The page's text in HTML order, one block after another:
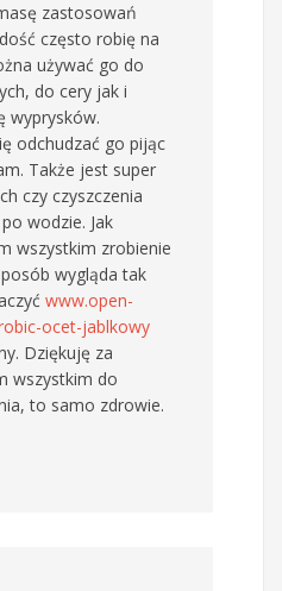
zastosowań
często robię na
używać go do
do cery jak i
wyprysków.
odchudzać go pijąc
Także jest super
czy czyszczenia
wodzie. Jak
wszystkim zrobienie
wygląda tak
www.open-
ocet-jablkowy
Dziękuję za
wszystkim do
to samo zdrowie.